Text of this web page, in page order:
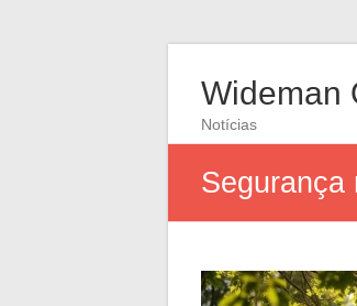
Wideman
Notícias
Segurança